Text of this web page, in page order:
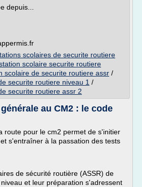
depuis...
scolaires de securite routiere
scolaire securite routiere
scolaire de securite routiere assr /
securite routiere niveau 1 /
securite routiere assr 2
au CM2 : le code
route pour le cm2 permet de s'initier
s'entraîner à la passation des tests
de sécurité routière (ASSR) de
et leur préparation s'adressent